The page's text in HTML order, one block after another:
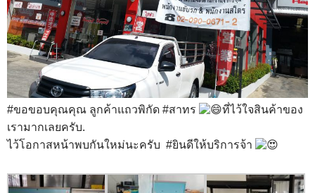
#ขอขอบคุณคุณ ลูกค้าแถวพิกัด #สาทร
ที่ไว้ใจสินค้าของ
เรามากเลยครับ.
ไว้โอกาสหน้าพบกันใหม่นะครับ #ยินดีให้บริการจ้า